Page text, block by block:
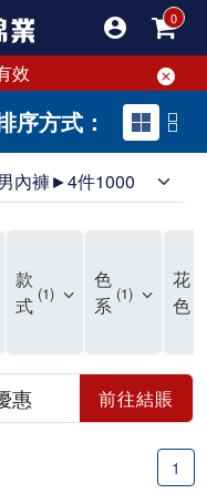
效
序方式：
內褲►4件1000
款
式 1
色
系 1
花
色
惠 前往結賬
1